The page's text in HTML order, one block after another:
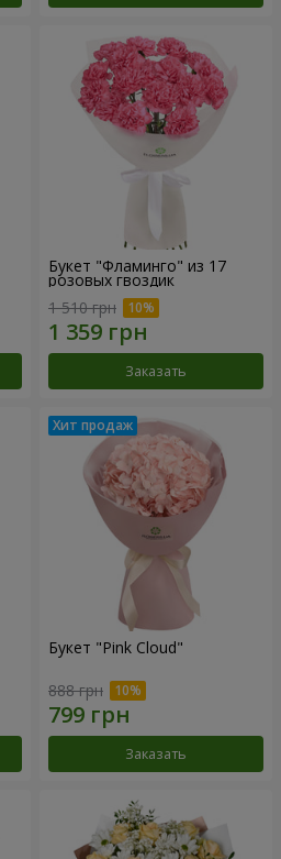
Букет "Фламинго" из 17
розовых гвоздик
1 510 грн
Заказать
Букет "Pink Cloud"
888 грн
Заказать